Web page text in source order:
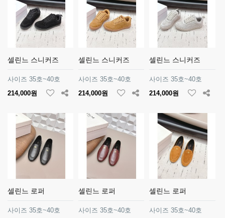
셀린느 스니커즈
사이즈 35호~40호
214,000원
셀린느 스니커즈
사이즈 35호~40호
214,000원
셀린느 스니커즈
사이즈 35호~40호
214,000원
셀린느 로퍼
사이즈 35호~40호
셀린느 로퍼
사이즈 35호~40호
셀린느 로퍼
사이즈 35호~40호